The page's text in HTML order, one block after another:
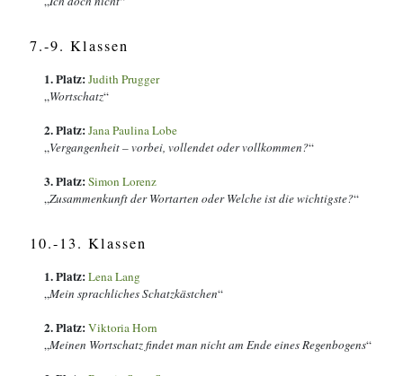
7.-9. Klassen
1. Platz:Judith Prugger
„Wortschatz“
2. Platz:Jana Paulina Lobe
„Vergangenheit – vorbei, vollendet oder vollkommen?“
3. Platz:Simon Lorenz
„Zusammenkunft der Wortarten oder Welche ist die wichtigste?“
10.-13. Klassen
1. Platz:Lena Lang
„Mein sprachliches Schatzkästchen“
2. Platz:Viktoria Horn
„Meinen Wortschatz findet man nicht am Ende eines Regenbogens“